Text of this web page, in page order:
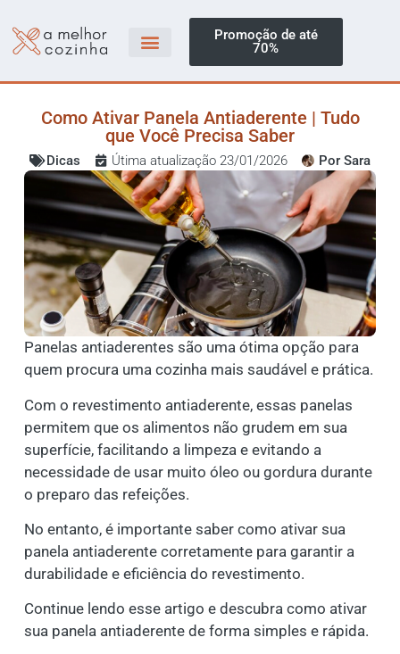
Promoção de até
70%
Como Ativar Panela Antiaderente | Tudo
que Você Precisa Saber
Dicas Útima atualização 23/01/2026 Por Sara
Panelas antiaderentes são uma ótima opção para
quem procura uma cozinha mais saudável e prática.
Com o revestimento antiaderente, essas panelas
permitem que os alimentos não grudem em sua
superfície, facilitando a limpeza e evitando a
necessidade de usar muito óleo ou gordura durante
o preparo das refeições.
No entanto, é importante saber como ativar sua
panela antiaderente corretamente para garantir a
durabilidade e eficiência do revestimento.
Continue lendo esse artigo e descubra como ativar
sua panela antiaderente de forma simples e rápida.